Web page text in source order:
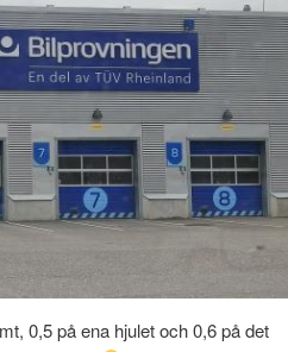
0,5 på ena hjulet och 0,6 på det